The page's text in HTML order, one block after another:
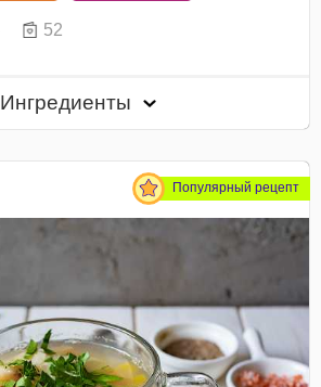
52
Ингредиенты
Популярный рецепт